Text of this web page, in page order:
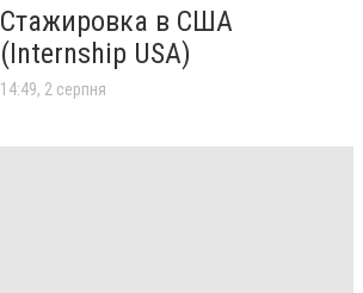
Стажировка в США
(Internship USA)
14:49, 2 серпня